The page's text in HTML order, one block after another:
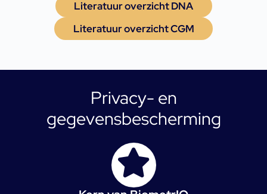
Literatuur overzicht DNA
Literatuur overzicht CGM
Privacy- en
gegevensbescherming